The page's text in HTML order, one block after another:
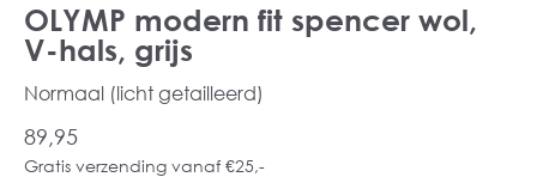
OLYMP modern fit spencer wol,
V-hals, grijs
Normaal (licht getailleerd)
89,95
Gratis verzending vanaf €25,-